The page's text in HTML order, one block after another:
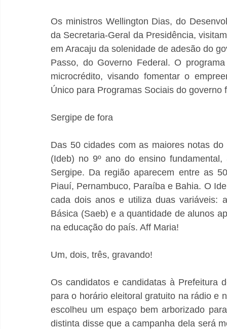
Os ministros Wellington Dias, do
da Secretaria-Geral da Presidência,
em Aracaju da solenidade de adesão do
Passo, do Governo Federal. O
microcrédito, visando fomentar o
Único para Programas Sociais do governo
Sergipe de fora
Das 50 cidades com as maiores notas
(Ideb) no 9º ano do ensino
Sergipe. Da região aparecem entre as
Piauí, Pernambuco, Paraíba e Bahia. O
cada dois anos e utiliza duas variáveis:
Básica (Saeb) e a quantidade de alunos
na educação do país. Aff Maria!
Um, dois, três, gravando!
Os candidatos e candidatas à Prefeitura
para o horário eleitoral gratuito na rádio e
escolheu um espaço bem arborizado
distinta disse que a campanha dela será